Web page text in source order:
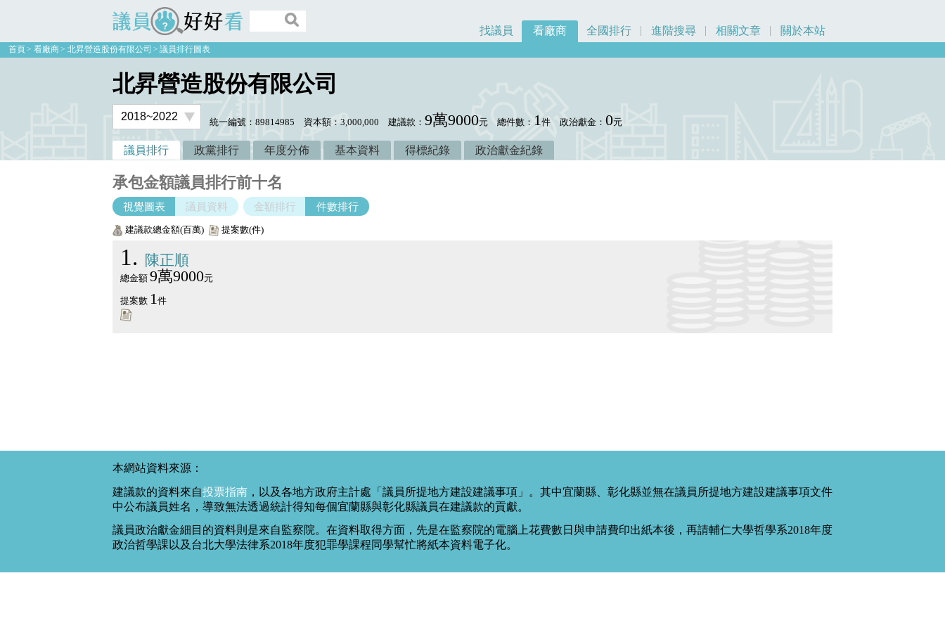
議員好好看
找議員 看廠商 全國排行 進階搜尋 相關文章 關於本站
首頁 看廠商 北昇營造股份有限公司 議員排行圖表
北昇營造股份有限公司
統一編號：89814985 資本額：3,000,000 建議款：9萬9000元 總件數： 1件 政治獻金：0元
議員排行 政黨排行 年度分佈 基本資料 得標紀錄 政治獻金紀錄
承包金額議員排行前十名
視覺圖表 議員資料 金額排行 件數排行
建議款總金額(百萬) 提案數(件)
1 陳正順
總金額9萬9000元
提案數 1件
本網站資料來源：
建議款的資料來自投票指南 ，以及各地方政府主計處「議員所提地方建設建議事項」。其中宜蘭縣、彰化縣並無在議員所提地方建設建議事項文件
中公布議員姓名，導致無法透過統計得知每個宜蘭縣與彰化縣議員在建議款的貢獻。
議員政治獻金細目的資料則是來自監察院。在資料取得方面，先是在監察院的電腦上花費數日與申請費印出紙本後，再請輔仁大學哲學系2018年度
政治哲學課以及台北大學法律系2018年度犯罪學課程同學幫忙將紙本資料電子化。